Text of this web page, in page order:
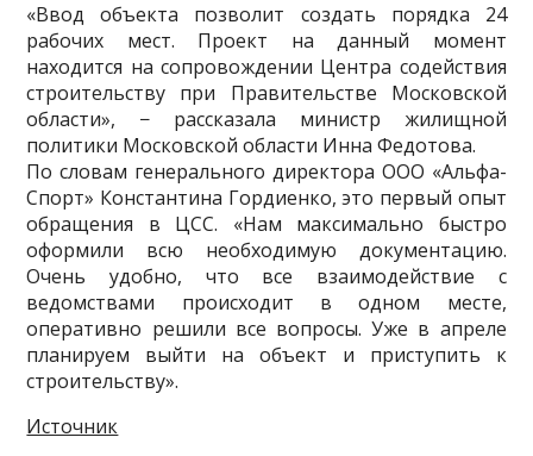
«Ввод объекта позволит создать порядка 24
рабочих мест. Проект на данный момент
находится на сопровождении Центра содействия
строительству при Правительстве Московской
области», − рассказала министр жилищной
политики Московской области Инна Федотова.
По словам генерального директора ООО «Альфа-
Спорт» Константина Гордиенко, это первый опыт
обращения в ЦСС. «Нам максимально быстро
оформили всю необходимую документацию.
Очень удобно, что все взаимодействие с
ведомствами происходит в одном месте,
оперативно решили все вопросы. Уже в апреле
планируем выйти на объект и приступить к
строительству».
Источник